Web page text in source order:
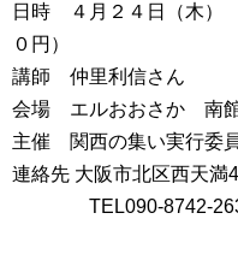
日時 ４月２４日（木）
０円）
講師 仲里利信さん
会場 エルおおさか 南館
主催 関西の集い実行委
連絡先 大阪市北区西天満
TEL090-8742-2633